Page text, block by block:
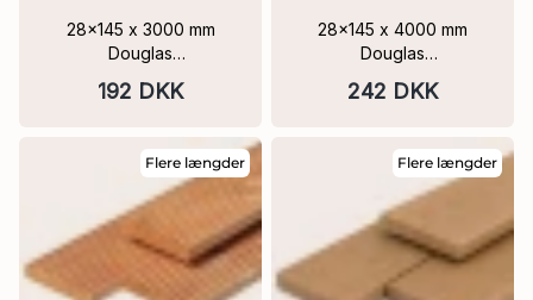
28x145 x 3000 mm
Douglas
192 DKK
28x145 x 4000 mm
Douglas
Riller PEFC
242 DKK
Flere længder Flere længder